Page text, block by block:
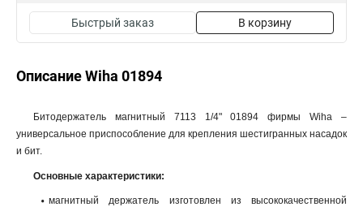
Быстрый заказ В корзину
Описание Wiha 01894
Битодержатель магнитный 7113 1/4" 01894 фирмы Wiha –
универсальное приспособление для крепления шестигранных насадок
и бит.
Основные характеристики:
магнитный держатель изготовлен из высококачественной